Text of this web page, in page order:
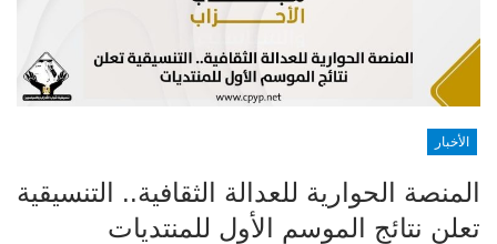
الأخبار
المنصة الحوارية للعدالة الثقافية.. التنسيقية
تعلن نتائج الموسم الأول للمنتديات